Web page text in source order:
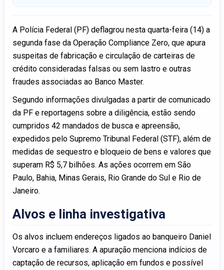
A Polícia Federal (PF) deflagrou nesta quarta-feira (14) a
segunda fase da Operação Compliance Zero, que apura
suspeitas de fabricação e circulação de carteiras de
crédito consideradas falsas ou sem lastro e outras
fraudes associadas ao Banco Master.
Segundo informações divulgadas a partir de comunicado
da PF e reportagens sobre a diligência, estão sendo
cumpridos 42 mandados de busca e apreensão,
expedidos pelo Supremo Tribunal Federal (STF), além de
medidas de sequestro e bloqueio de bens e valores que
superam R$ 5,7 bilhões. As ações ocorrem em São
Paulo, Bahia, Minas Gerais, Rio Grande do Sul e Rio de
Janeiro.
Alvos e linha investigativa
Os alvos incluem endereços ligados ao banqueiro Daniel
Vorcaro e a familiares. A apuração menciona indícios de
captação de recursos, aplicação em fundos e possível